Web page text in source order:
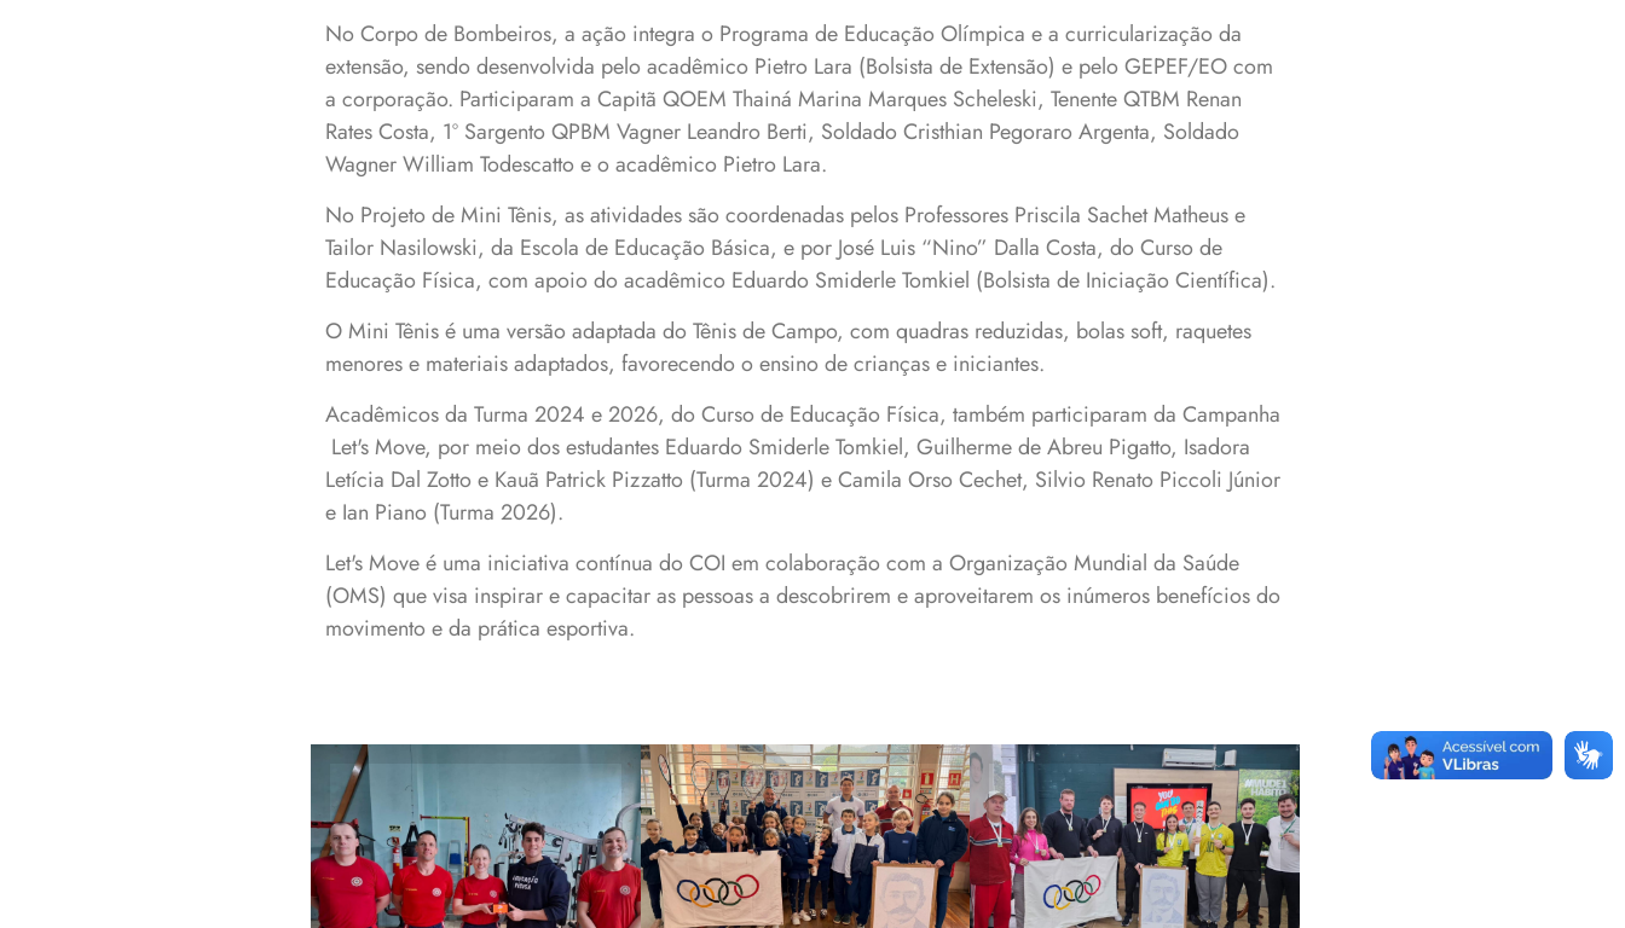
No Corpo de Bombeiros, a ação integra o Programa de Educação Olímpica e a curricularização da
extensão, sendo desenvolvida pelo acadêmico Pietro Lara (Bolsista de Extensão) e pelo GEPEF/EO com
a corporação. Participaram a Capitã QOEM Thainá Marina Marques Scheleski, Tenente QTBM Renan
Rates Costa, 1º Sargento QPBM Vagner Leandro Berti, Soldado Cristhian Pegoraro Argenta, Soldado
Wagner William Todescatto e o acadêmico Pietro Lara.
No Projeto de Mini Tênis, as atividades são coordenadas pelos Professores Priscila Sachet Matheus e
Tailor Nasilowski, da Escola de Educação Básica, e por José Luis “Nino” Dalla Costa, do Curso de
Educação Física, com apoio do acadêmico Eduardo Smiderle Tomkiel (Bolsista de Iniciação Científica).
O Mini Tênis é uma versão adaptada do Tênis de Campo, com quadras reduzidas, bolas soft, raquetes
menores e materiais adaptados, favorecendo o ensino de crianças e iniciantes.
Acadêmicos da Turma 2024 e 2026, do Curso de Educação Física, também participaram da Campanha
Let's Move, por meio dos estudantes Eduardo Smiderle Tomkiel, Guilherme de Abreu Pigatto, Isadora
Letícia Dal Zotto e Kauã Patrick Pizzatto (Turma 2024) e Camila Orso Cechet, Silvio Renato Piccoli Júnior
e Ian Piano (Turma 2026).
Let's Move é uma iniciativa contínua do COI em colaboração com a Organização Mundial da Saúde
(OMS) que visa inspirar e capacitar as pessoas a descobrirem e aproveitarem os inúmeros benefícios do
movimento e da prática esportiva.
Bombeiros, a ação
integra o Programa
de Educação
Olímpica e a
curricularização da
No Projeto de Mini
Tênis, as atividades
são coordenadas por
professores da Escola
e do Curso de
Educação Física
Acadêmicos do Curso
de Educação Física
também participam
da Campanha Let's
Move